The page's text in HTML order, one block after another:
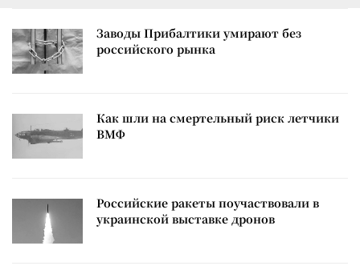
Заводы Прибалтики умирают без
российского рынка
Как шли на смертельный риск летчики
ВМФ
Российские ракеты поучаствовали в
украинской выставке дронов